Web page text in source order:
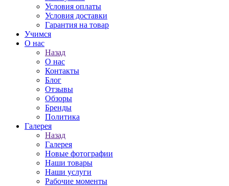
Условия оплаты
Условия доставки
Гарантия на товар
Учимся
О нас
Назад
О нас
Контакты
Блог
Отзывы
Обзоры
Бренды
Политика
Галерея
Назад
Галерея
Новые фотографии
Наши товары
Наши услуги
Рабочие моменты